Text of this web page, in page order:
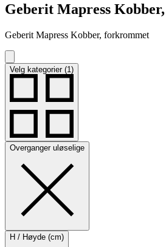
Geberit Mapress
Geberit Mapress Kobber, forkrommet
Velg kategorier (1)
Overganger uløselige
H / Høyde (cm)